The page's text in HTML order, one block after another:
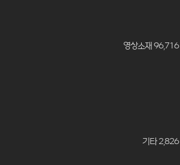
기타 2,826
영상소재 96,716